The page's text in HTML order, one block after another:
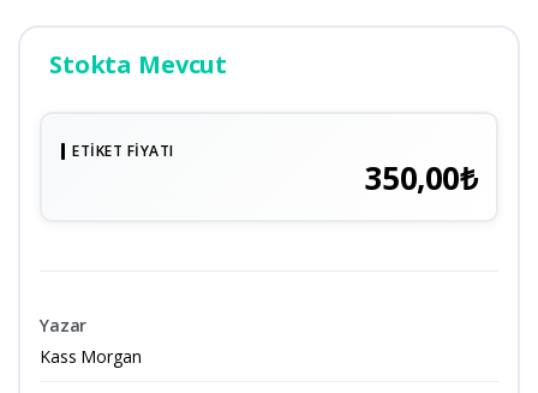
Stokta Mevcut
ETIKET FIYATI
350,00₺
Yazar
Kass Morgan